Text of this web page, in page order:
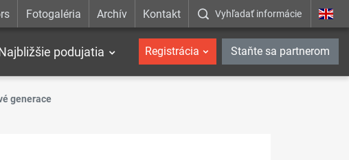
Fotogaléria Archív Kontakt Vyhľadať informácie
podujatia Registrácia Staňte sa partnerom
generace